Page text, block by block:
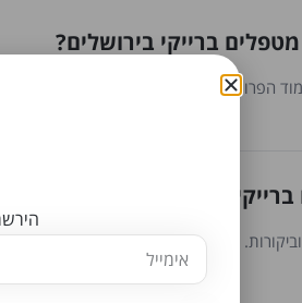
ברייקי בירושלים?
הפרופיל - השארת פרטים, טלפון או ווטסאפ.
בירושלים?
כל המטפלים עברו אימות ואושרו על